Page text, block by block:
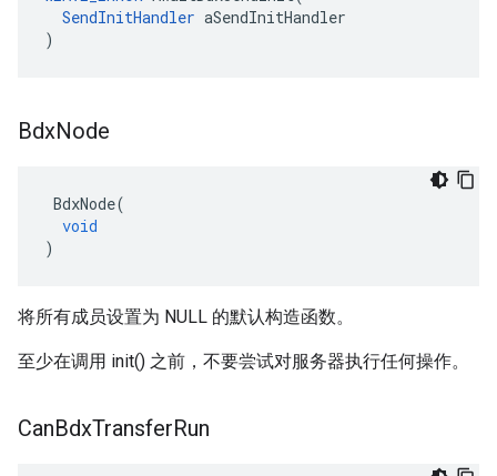
SendInitHandler aSendInitHandler
)
BdxNode
BdxNode(
void
)
将所有成员设置为 NULL 的默认构造函数。
至少在调用 init() 之前，不要尝试对服务器执行任何操作。
CanBdxTransferRun